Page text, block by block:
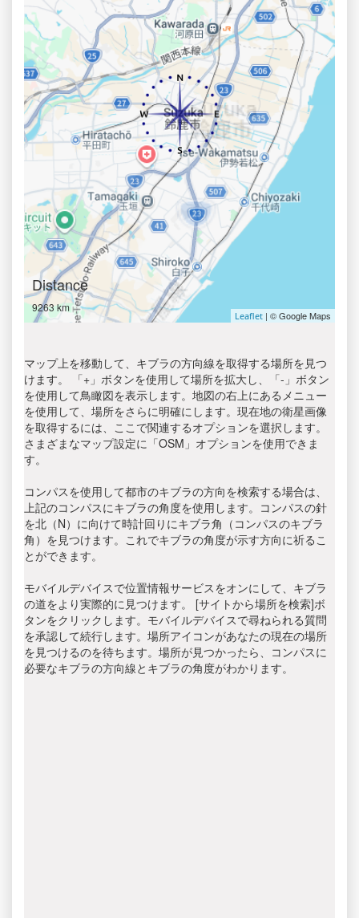
Distance
9263 km
Leaflet | © Google Maps
マップ上を移動して、キブラの方向線を取得する場所を見つ
けます。 「+」ボタンを使用して場所を拡大し、「-」ボタン
を使用して鳥瞰図を表示します。地図の右上にあるメニュー
を使用して、場所をさらに明確にします。現在地の衛星画像
を取得するには、ここで関連するオプションを選択します。
さまざまなマップ設定に「OSM」オプションを使用できま
す。
コンパスを使用して都市のキブラの方向を検索する場合は、
上記のコンパスにキブラの角度を使用します。コンパスの針
を北（N）に向けて時計回りにキブラ角（コンパスのキブラ
角）を見つけます。これでキブラの角度が示す方向に祈るこ
とができます。
モバイルデバイスで位置情報サービスをオンにして、キブラ
の道をより実際的に見つけます。 [サイトから場所を検索]ボ
タンをクリックします。モバイルデバイスで尋ねられる質問
を承認して続行します。場所アイコンがあなたの現在の場所
を見つけるのを待ちます。場所が見つかったら、コンパスに
必要なキブラの方向線とキブラの角度がわかります。